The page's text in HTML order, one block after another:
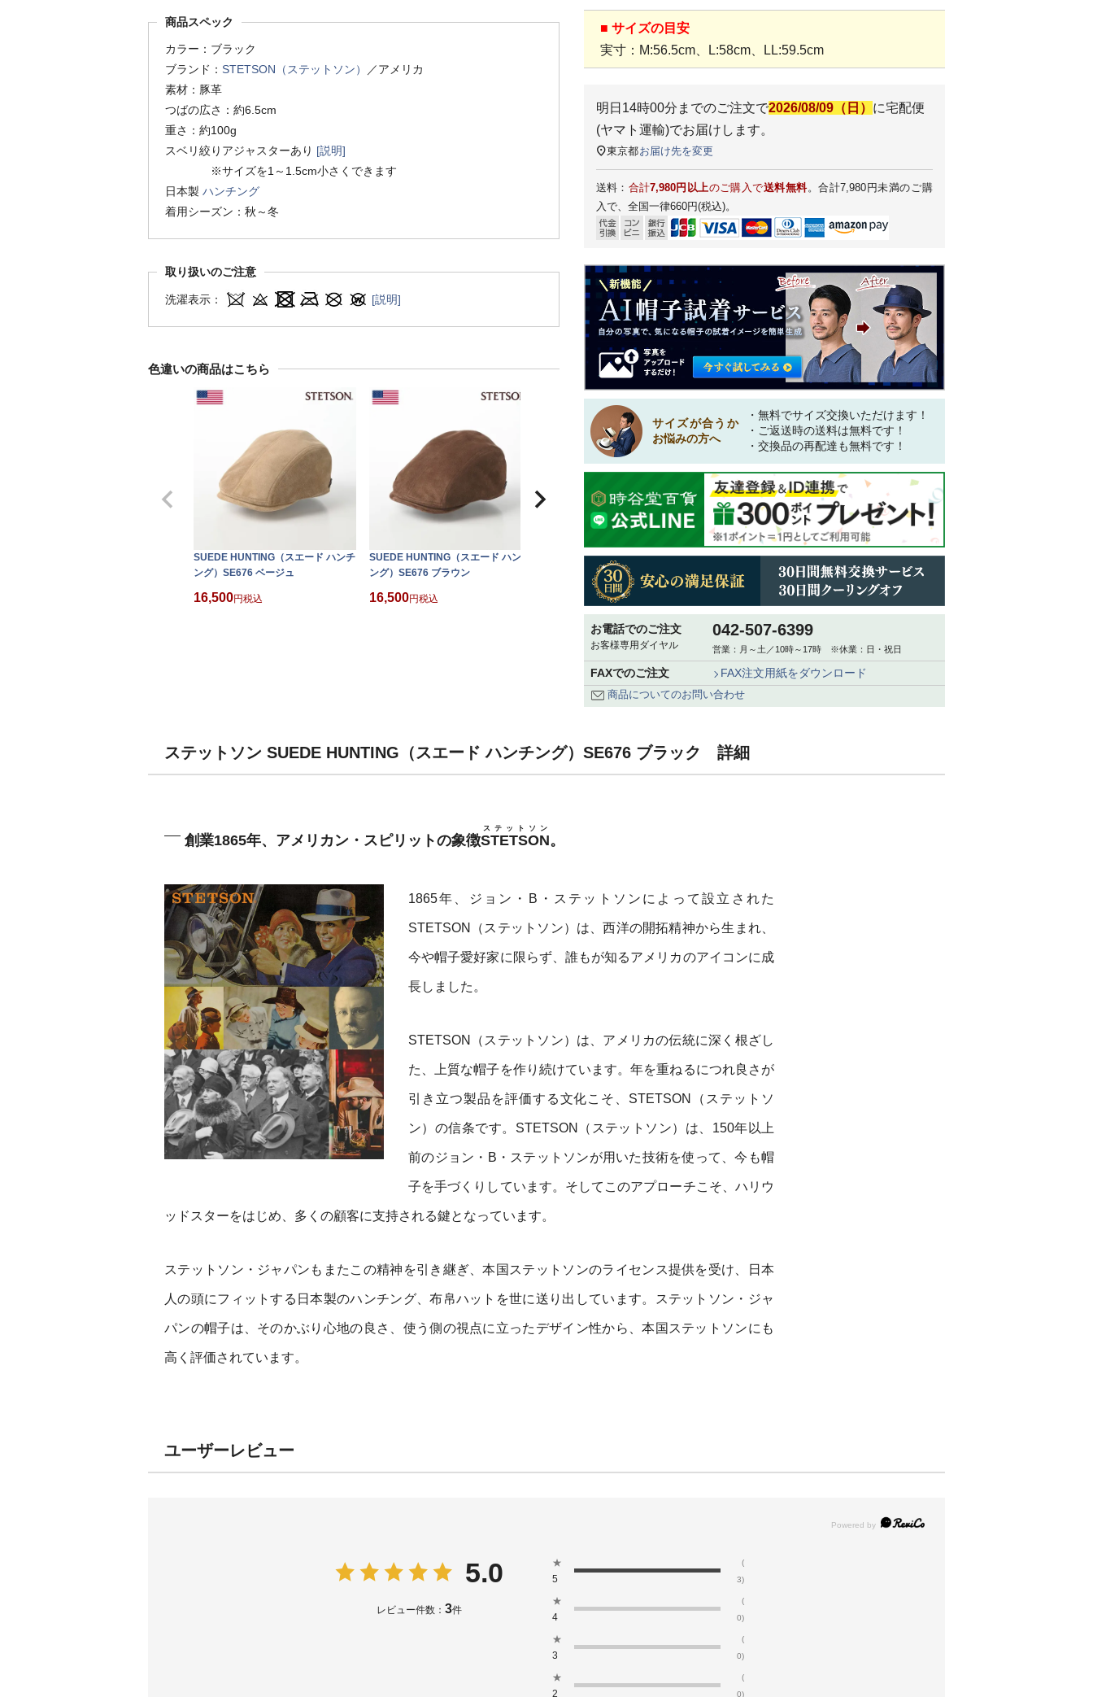
商品スペック
カラー：ブラック
ブランド： STETSON（ステットソン）
／アメリカ
素材：豚革
つばの広さ：約6.5cm
重さ：約100g
スベリ絞りアジャスターあり [説明]
※サイズを1～1.5cm小さくできます
日本製 ハンチング
着用シーズン：秋～冬
取り扱いのご注意
洗濯表示： [説明]
色違いの商品はこちら
SUEDE HUNTING（スエード ハンチ
ング）SE676 ベージュ
16,500 税込
SUEDE HUNTING（スエード ハンチ
ング）SE676 ブラウン
16,500 税込
■ サイズの目安
実寸：M:56.5cm、L:58cm、LL:59.5cm
明日 14時00分 までのご注文で2026/08/09（日） に宅配便
(ヤマト運輸)でお届けします。
東京都お届け先を変更
送料： 合計7,980円以上のご購入で送料無料。合計7,980円未満のご購
入で、全国一律660円(税込)。
サイズが合うか
お悩みの方へ
・無料でサイズ交換いただけます！
・ご返送時の送料は無料です！
・交換品の再配達も無料です！
お電話でのご注文
お客様専用ダイヤル
042-507-6399
営業：月～土／10時～17時 ※休業：日・祝日
FAXでのご注文 FAX注文用紙をダウンロード
商品についてのお問い合わせ
ステットソン SUEDE HUNTING（スエード ハンチング）SE676 ブラック 詳細
創業1865年、アメリカン・スピリットの象徴STETSON
ステットソン
。
1865年、ジョン・B・ステットソンによって設立された
STETSON（ステットソン）は、西洋の開拓精神から生まれ、
今や帽子愛好家に限らず、誰もが知るアメリカのアイコンに成
長しました。
STETSON（ステットソン）は、アメリカの伝統に深く根ざし
た、上質な帽子を作り続けています。年を重ねるにつれ良さが
引き立つ製品を評価する文化こそ、STETSON（ステットソ
ン）の信条です。STETSON（ステットソン）は、150年以上
前のジョン・B・ステットソンが用いた技術を使って、今も帽
子を手づくりしています。そしてこのアプローチこそ、ハリウ
ッドスターをはじめ、多くの顧客に支持される鍵となっています。
ステットソン・ジャパンもまたこの精神を引き継ぎ、本国ステットソンのライセンス提供を受け、日本
人の頭にフィットする日本製のハンチング、布帛ハットを世に送り出しています。ステットソン・ジャ
パンの帽子は、そのかぶり心地の良さ、使う側の視点に立ったデザイン性から、本国ステットソンにも
高く評価されています。
ユーザーレビュー
5.0
レビュー件数： 3件
★
5
(
3)
★
4
(
0)
★
3
(
0)
★
2
(
0)